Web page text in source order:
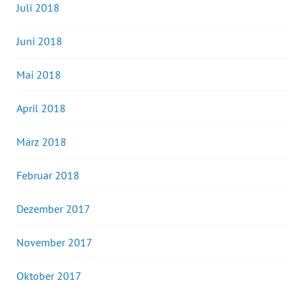
Juli 2018
Juni 2018
Mai 2018
April 2018
März 2018
Februar 2018
Dezember 2017
November 2017
Oktober 2017